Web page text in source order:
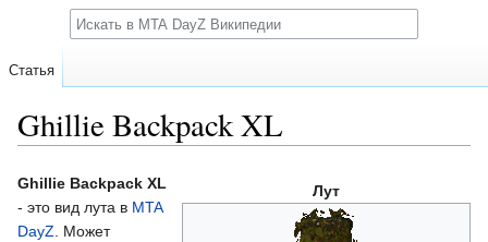
Ghillie Backpack XL
Перейти
навигации
Перейти
поиску
Лут
Ghillie Backpack XL
- это вид лута в MTA
DayZ. Может
Статья